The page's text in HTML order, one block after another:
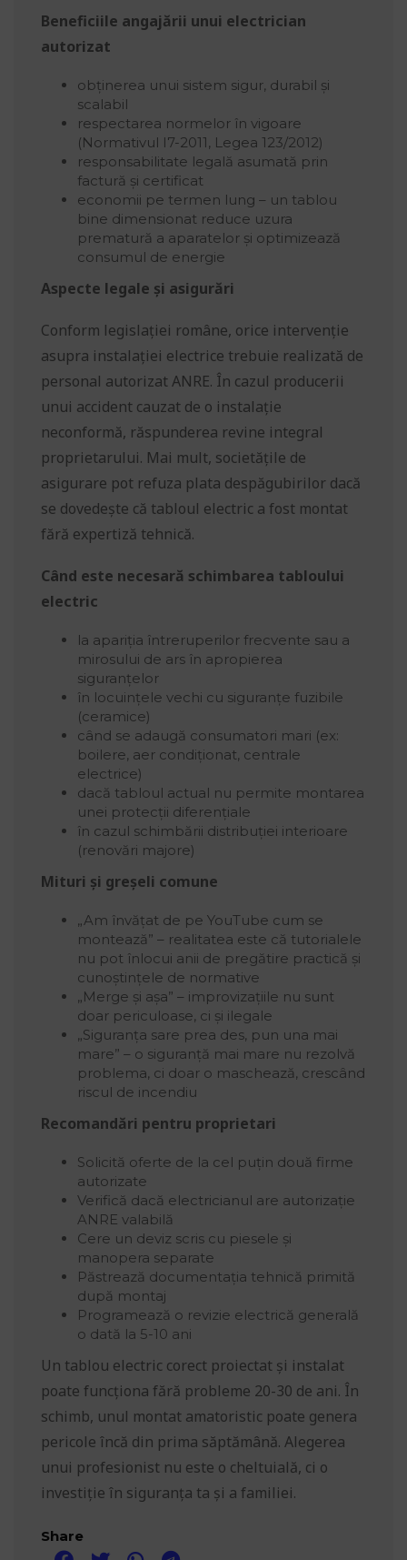
Beneficiile angajării unui electrician
autorizat
obținerea unui sistem sigur, durabil și
scalabil
respectarea normelor în vigoare
(Normativul I7-2011, Legea 123/2012)
responsabilitate legală asumată prin
factură și certificat
economii pe termen lung – un tablou
bine dimensionat reduce uzura
prematură a aparatelor și optimizează
consumul de energie
Aspecte legale și asigurări
Conform legislației române, orice intervenție
asupra instalației electrice trebuie realizată de
personal autorizat ANRE. În cazul producerii
unui accident cauzat de o instalație
neconformă, răspunderea revine integral
proprietarului. Mai mult, societățile de
asigurare pot refuza plata despăgubirilor dacă
se dovedește că tabloul electric a fost montat
fără expertiză tehnică.
Când este necesară schimbarea tabloului
electric
la apariția întreruperilor frecvente sau a
mirosului de ars în apropierea
siguranțelor
în locuințele vechi cu siguranțe fuzibile
(ceramice)
când se adaugă consumatori mari (ex:
boilere, aer condiționat, centrale
electrice)
dacă tabloul actual nu permite montarea
unei protecții diferențiale
în cazul schimbării distribuției interioare
(renovări majore)
Mituri și greșeli comune
„Am învățat de pe YouTube cum se
montează” – realitatea este că tutorialele
nu pot înlocui anii de pregătire practică și
cunoștințele de normative
„Merge și așa” – improvizațiile nu sunt
doar periculoase, ci și ilegale
„Siguranța sare prea des, pun una mai
mare” – o siguranță mai mare nu rezolvă
problema, ci doar o maschează, crescând
riscul de incendiu
Recomandări pentru proprietari
Solicită oferte de la cel puțin două firme
autorizate
Verifică dacă electricianul are autorizație
ANRE valabilă
Cere un deviz scris cu piesele și
manopera separate
Păstrează documentația tehnică primită
după montaj
Programează o revizie electrică generală
o dată la 5-10 ani
Un tablou electric corect proiectat și instalat
poate funcționa fără probleme 20-30 de ani. În
schimb, unul montat amatoristic poate genera
pericole încă din prima săptămână. Alegerea
unui profesionist nu este o cheltuială, ci o
investiție în siguranța ta și a familiei.
Share